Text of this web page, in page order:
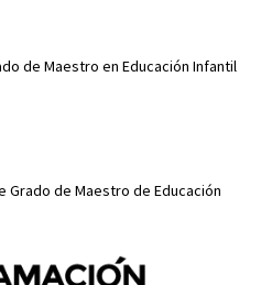
de Maestro en Educación Infantil
Grado de Maestro de Educación